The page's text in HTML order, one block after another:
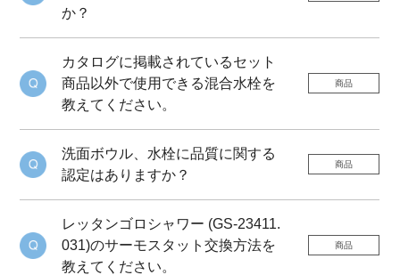
か？
カタログに掲載されているセット
商品以外で使用できる混合水栓を
教えてください。
商品
洗面ボウル、水栓に品質に関する
認定はありますか？
商品
レッタンゴロシャワー (GS-23411.
031)のサーモスタット交換方法を
教えてください。
商品